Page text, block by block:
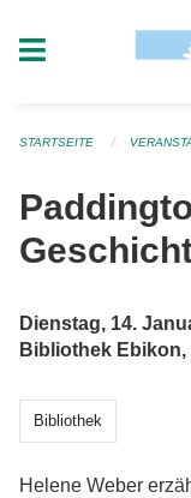
STARTSEITE
Dienstag, 14.
Bibliothek Ebikon,
Bibliothek
Helene Weber